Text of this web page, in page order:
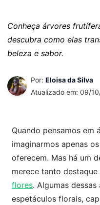
Conheça árvores
descubra como elas
beleza e sabor.
Por: Eloisa da Silva
Atualizado em: 09/
Quando pensamos em
imaginarmos apenas
oferecem. Mas há um
merece tanto
flores. Algumas
espetáculos florais,